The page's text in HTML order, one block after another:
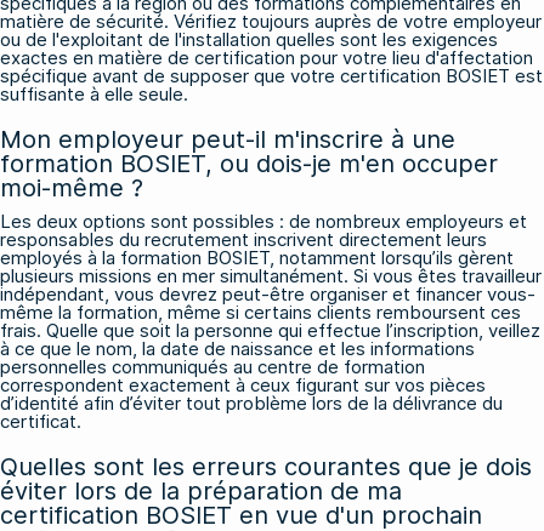
matière de sécurité. Vérifiez toujours auprès de votre employeur
ou de l'exploitant de l'installation quelles sont les exigences
exactes en matière de certification pour votre lieu d'affectation
spécifique avant de supposer que votre certification BOSIET est
suffisante à elle seule.
Mon employeur peut-il m'inscrire à une
formation BOSIET, ou dois-je m'en occuper
moi-même ?
Les deux options sont possibles : de nombreux employeurs et
responsables du recrutement inscrivent directement leurs
employés à la formation BOSIET, notamment lorsqu’ils gèrent
plusieurs missions en mer simultanément. Si vous êtes travailleur
indépendant, vous devrez peut-être organiser et financer vous-
même la formation, même si certains clients remboursent ces
frais. Quelle que soit la personne qui effectue l’inscription, veillez
à ce que le nom, la date de naissance et les informations
personnelles communiqués au centre de formation
correspondent exactement à ceux figurant sur vos pièces
d’identité afin d’éviter tout problème lors de la délivrance du
certificat.
Quelles sont les erreurs courantes que je dois
éviter lors de la préparation de ma
certification BOSIET en vue d'un prochain